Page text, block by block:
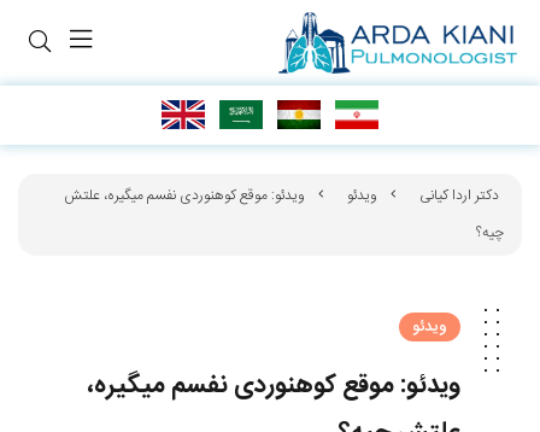
دکتر اردا کیانی ویدئو
ویدئو: موقع کوهنوردی نفسم میگیره، علتش
چیه؟
ویدئو
ویدئو: موقع کوهنوردی نفسم میگیره،